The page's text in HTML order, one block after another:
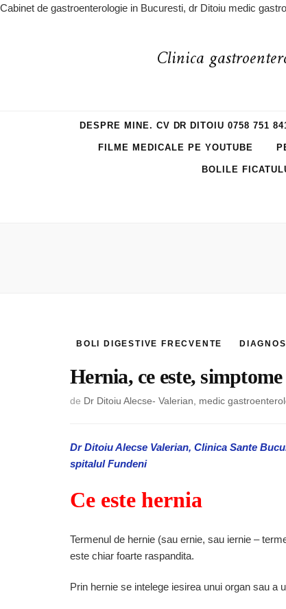
Cabinet de gastroenterologie in Bucuresti, dr Ditoiu medic
Clinica
DESPRE MINE. CV DR DITOIU 0758 751
FILME MEDICALE PE YOUTUBE
BOLILE
BOLI DIGESTIVE FRECVENTE
Hernia, ce este,
de Dr Ditoiu Alecse- Valerian, medic
Dr Ditoiu Alecse Valerian, Clinica Sante
spitalul Fundeni
Ce este hernia
Termenul de hernie (sau ernie, sau iernie –
este chiar foarte raspandita.
Prin hernie se intelege iesirea unui organ sau a